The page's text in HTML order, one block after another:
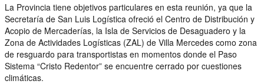
La Provincia tiene objetivos particulares en esta reunión, ya que la
Secretaría de San Luis Logística ofreció el Centro de Distribución y
Acopio de Mercaderías, la Isla de Servicios de Desaguadero y la
Zona de Actividades Logísticas (ZAL) de Villa Mercedes como zona
de resguardo para transportistas en momentos donde el Paso
Sistema “Cristo Redentor” se encuentre cerrado por cuestiones
climáticas.